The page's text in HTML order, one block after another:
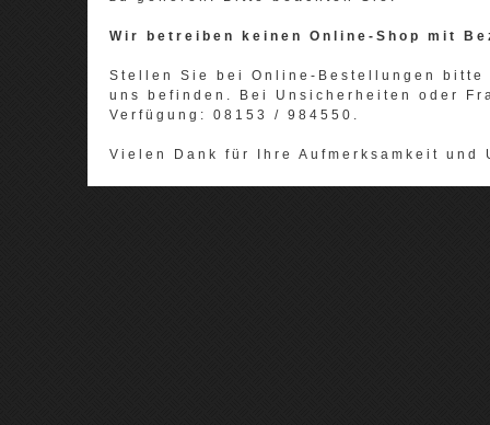
Wir betreiben keinen Online-Shop mit
Stellen Sie bei Online-Bestellungen
uns befinden. Bei Unsicherheiten oder
Verfügung: 08153 / 984550.
Vielen Dank für Ihre Aufmerksamkeit und